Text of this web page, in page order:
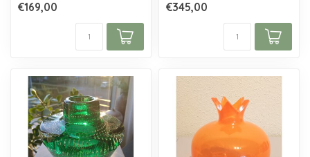
r...
€169,00
Marco Lopulal...
€345,00